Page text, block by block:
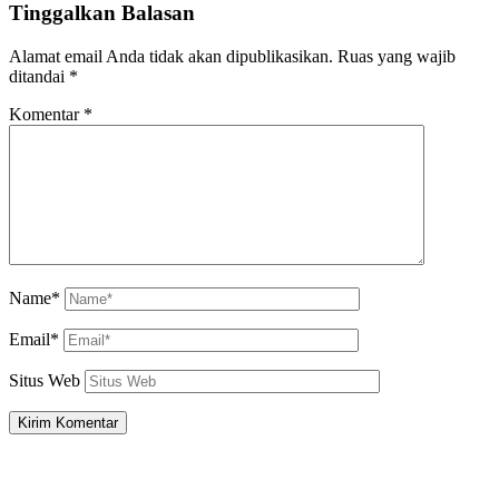
Tinggalkan Balasan
Alamat email Anda tidak akan dipublikasikan. Ruas yang wajib
ditandai *
Komentar *
Name*
Email*
Situs Web